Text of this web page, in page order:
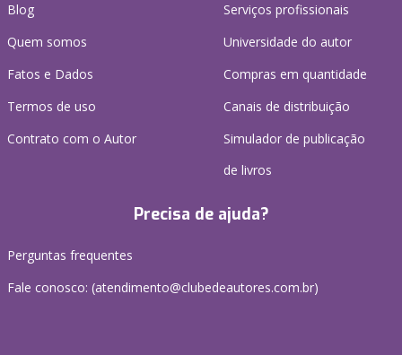
Blog
Quem somos
Fatos e Dados
Termos de uso
Contrato com o Autor
Serviços profissionais
Universidade do autor
Compras em quantidade
Canais de distribuição
Simulador de publicação
de livros
Precisa de ajuda?
Perguntas frequentes
Fale conosco: (atendimento@clubedeautores.com.br)